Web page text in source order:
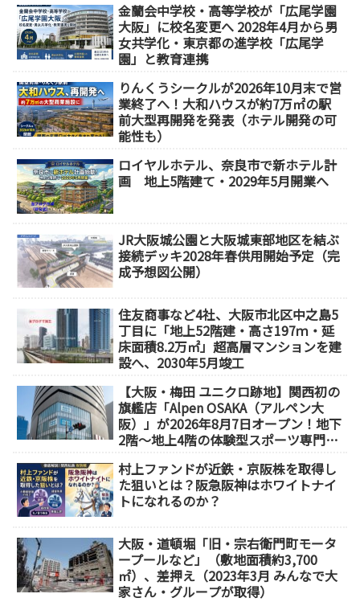
金蘭会中学校・高等学校が「広尾学園
大阪」に校名変更へ 2028年4月から男
女共学化・東京都の進学校「広尾学
園」と教育連携
りんくうシークルが2026年10月末で営
業終了へ！大和ハウスが約7万㎡の駅
前大型再開発を発表（ホテル開発の可
能性も）
ロイヤルホテル、奈良市で新ホテル計
画 地上5階建て・2029年5月開業へ
JR大阪城公園と大阪城東部地区を結ぶ
接続デッキ2028年春供用開始予定（完
成予想図公開）
住友商事など4社、大阪市北区中之島5
丁目に「地上52階建・高さ197ｍ・延
床面積8.2万㎡」超高層マンションを建
設へ、2030年5月竣工
【大阪・梅田 ユニクロ跡地】関西初の
旗艦店「Alpen OSAKA（アルペン大
阪）」が2026年8月7日オープン！地下
2階～地上4階の体験型スポーツ専門店
村上ファンドが近鉄・京阪株を取得し
た狙いとは？阪急阪神はホワイトナイ
トになれるのか？
大阪・道頓堀「旧・宗右衛門町モータ
ープールなど」（敷地面積約3,700
㎡）、差押え（2023年3月 みんなで大
家さん・グループが取得）